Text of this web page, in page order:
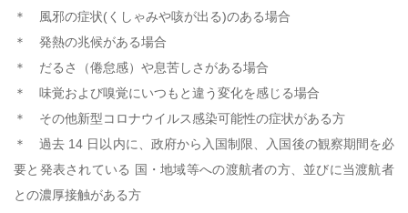
＊ 風邪の症状(くしゃみや咳が出る)のある場合
＊ 発熱の兆候がある場合
＊ だるさ（倦怠感）や息苦しさがある場合
＊ 味覚および嗅覚にいつもと違う変化を感じる場合
＊ その他新型コロナウイルス感染可能性の症状がある方
＊ 過去 14 日以内に、政府から入国制限、入国後の観察期間を必
要と発表されている 国・地域等への渡航者の方、並びに当渡航者
との濃厚接触がある方